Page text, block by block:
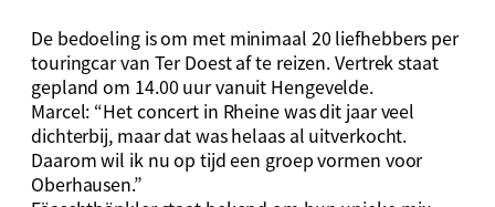
De bedoeling is om met minimaal 20 liefhebbers per
touringcar van Ter Doest af te reizen. Vertrek staat
gepland om 14.00 uur vanuit Hengevelde.
Marcel: “Het concert in Rheine was dit jaar veel
dichterbij, maar dat was helaas al uitverkocht.
Daarom wil ik nu op tijd een groep vormen voor
Oberhausen.”